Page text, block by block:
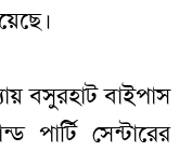
বসুরহাট বাইপাস
পার্টি সেন্টারের